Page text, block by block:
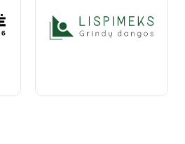
galima pasiekti geriausių
tipas turi savas ypatybes ir